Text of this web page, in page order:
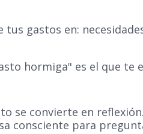
tus gastos en:
hormiga" es el que te
se convierte en
consciente para